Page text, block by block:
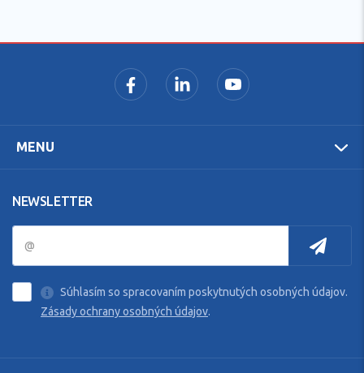
MENU
NEWSLETTER
Súhlasím so spracovaním poskytnutých osobných údajov.
Zásady ochrany osobných údajov.